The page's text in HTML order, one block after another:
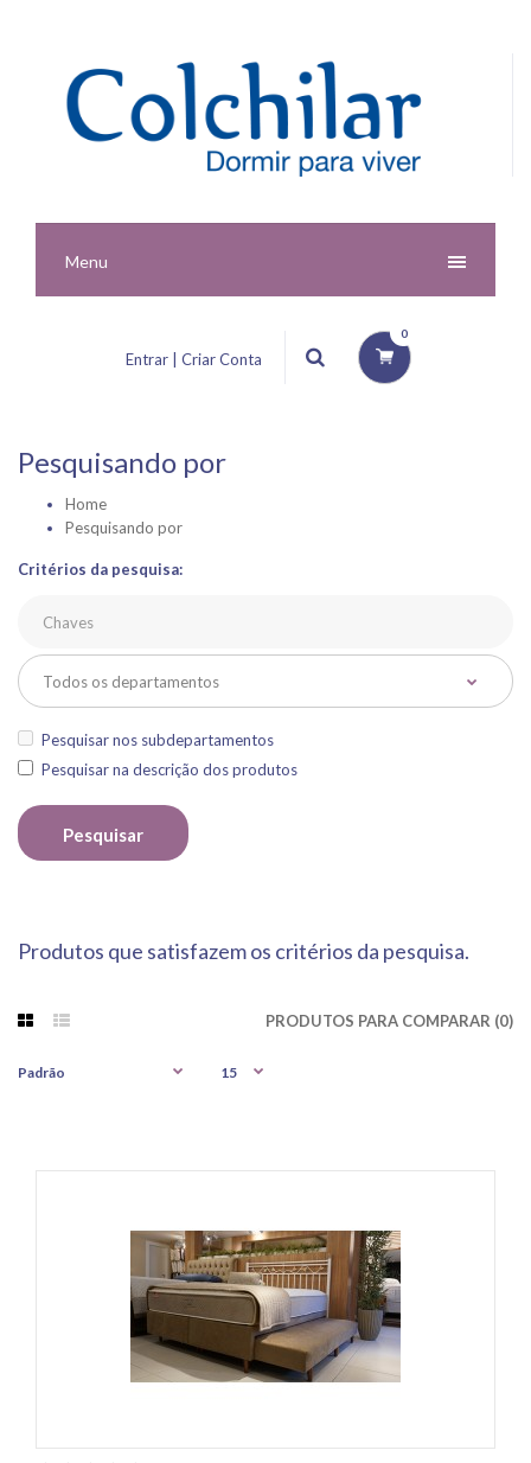
Menu
Entrar | Criar Conta
0
Pesquisando por
Home
Pesquisando por
Critérios da pesquisa:
Pesquisar nos subdepartamentos
Pesquisar na descrição dos produtos
Produtos que satisfazem os critérios da pesquisa.
PRODUTOS PARA COMPARAR (0)